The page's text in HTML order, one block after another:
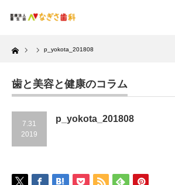
Home p_yokota_201808
歯と美容と健康のコラム
7.31
2019
p_yokota_201808